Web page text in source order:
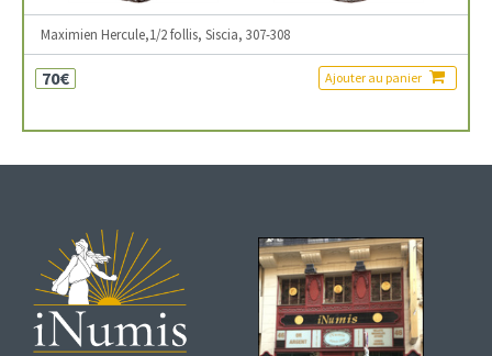
Maximien Hercule,1/2 follis, Siscia, 307-308
70€ Ajouter au panier